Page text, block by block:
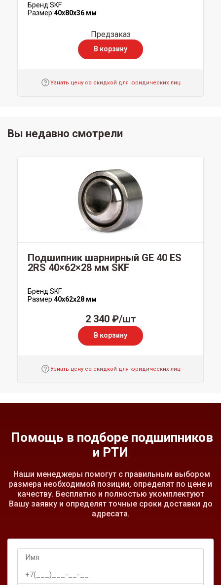
Бренд:SKF
Размер:40x80x36 мм
Предзаказ
В корзину
Узнать цену со скидкой для юридических лиц
Вы недавно смотрели
Подшипник шарнирный GE 40 ES
2RS 40×62×28 мм SKF
Бренд:SKF
Размер:40x62x28 мм
2 340 ₽/шт
В корзину
Узнать цену со скидкой для юридических лиц
Помощь в подборе подшипников
и РТИ
Наши менеджеры помогут с правильным выбором
размера необходимой позиции, определят по цене и
качеству. Бесплатно и полностью укомплектуют
Вашу заявку и определят точные сроки доставки до
адресата.